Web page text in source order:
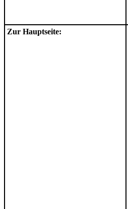
Zur Hauptseite: